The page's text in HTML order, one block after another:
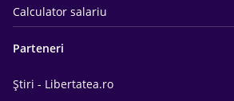
Calculator salariu
Parteneri
Știri - Libertatea.ro